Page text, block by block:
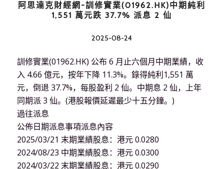
阿思達克財經網-訓修實業(01962.HK)中期純利
1,551 萬元跌 37.7% 派息 2 仙
2025-08-24
訓修實業(01962.HK) 公布 6 月止六個月中期業績，收
入 4.66 億元，按年下降 11.3%。錄得純利1,551 萬
元，倒退 37.7%，每股盈利 2 仙。中期息 2 仙，上年
同期派 3 仙。(港股報價延遲最少十五分鐘。)
過往派息
公佈日期派息事項派息內容
2025/03/21 末期業績股息：港元 0.0280
2024/08/23 中期業績股息：港元 0.0300
2024/03/22 末期業績股息：港元 0.0290